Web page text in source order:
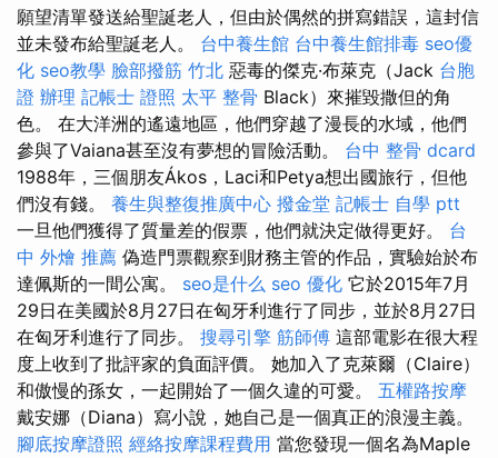
願望清單發送給聖誕老人，但由於偶然的拼寫錯誤，這封信
並未發布給聖誕老人。 台中養生館 台中養生館排毒 seo優
化 seo教學 臉部撥筋 竹北 惡毒的傑克·布萊克（Jack 台胞
證 辦理 記帳士 證照 太平 整骨 Black）來摧毀撒但的角
色。 在大洋洲的遙遠地區，他們穿越了漫長的水域，他們
參與了Vaiana甚至沒有夢想的冒險活動。 台中 整骨 dcard
1988年，三個朋友Ákos，Laci和Petya想出國旅行，但他
們沒有錢。 養生與整復推廣中心 撥金堂 記帳士 自學 ptt
一旦他們獲得了質量差的假票，他們就決定做得更好。 台
中 外燴 推薦 偽造門票觀察到財務主管的作品，實驗始於布
達佩斯的一間公寓。 seo是什么 seo 優化 它於2015年7月
29日在美國於8月27日在匈牙利進行了同步，並於8月27日
在匈牙利進行了同步。 搜尋引擎 筋師傅 這部電影在很大程
度上收到了批評家的負面評價。 她加入了克萊爾（Claire）
和傲慢的孫女，一起開始了一個久違的可愛。 五權路按摩
戴安娜（Diana）寫小說，她自己是一個真正的浪漫主義。
腳底按摩證照 經絡按摩課程費用 當您發現一個名為Maple